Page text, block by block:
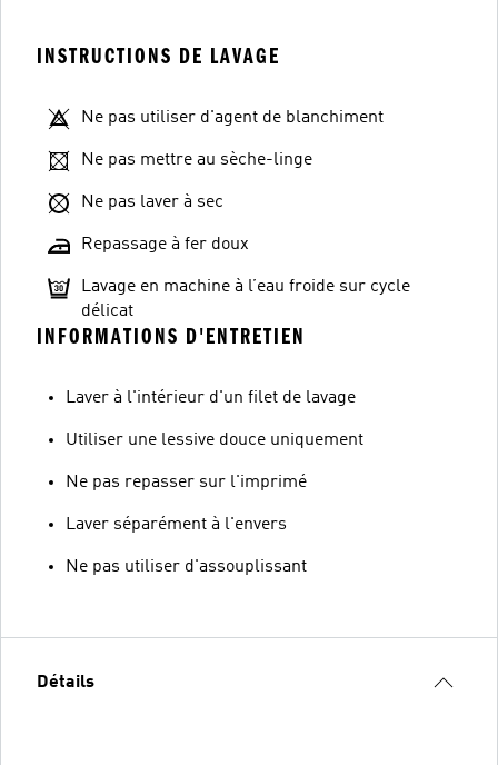
INSTRUCTIONS DE LAVAGE
Ne pas utiliser d'agent de blanchiment
Ne pas mettre au sèche-linge
Ne pas laver à sec
Repassage à fer doux
Lavage en machine à l’eau froide sur cycle
délicat
INFORMATIONS D'ENTRETIEN
Laver à l'intérieur d'un filet de lavage
Utiliser une lessive douce uniquement
Ne pas repasser sur l'imprimé
Laver séparément à l'envers
Ne pas utiliser d'assouplissant
Détails